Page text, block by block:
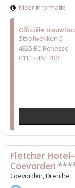
Officiële
Stoofwekken 5
4325 BC Renesse
0111 - 461 788
Meer informatie
Fletcher
Coevorden
Coevorden, Drenthe